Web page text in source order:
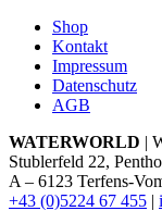
Shop
Kontakt
Impressum
Datenschutz
AGB
WATERWORLD |
Stublerfeld 22,
A – 6123 Terfens-
+43 (0)5224 67 455 |